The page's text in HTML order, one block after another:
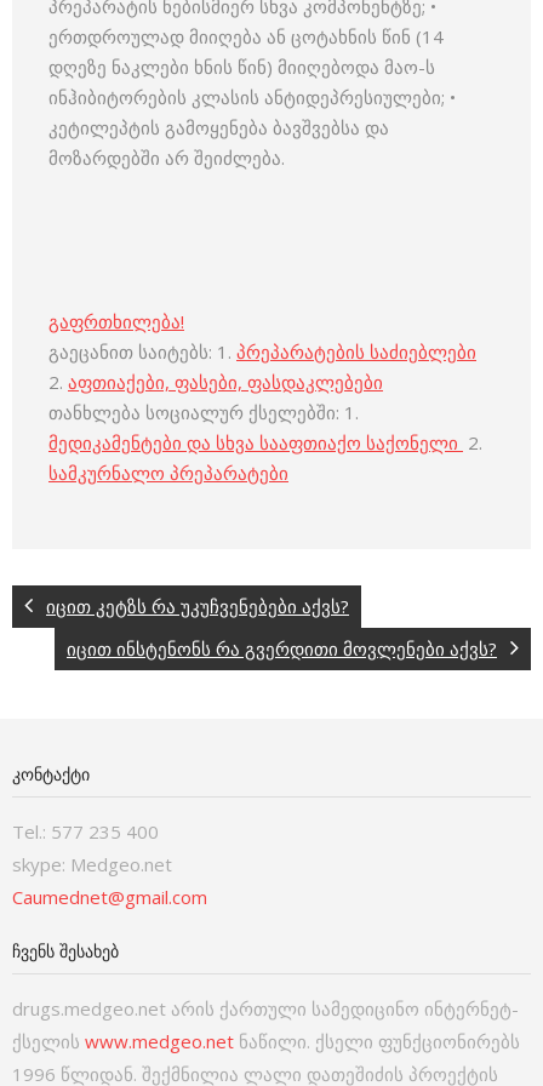
პრეპარატის ნებისმიერ სხვა კომპონენტზე; •
ერთდროულად მიიღება ან ცოტახნის წინ (14
დღეზე ნაკლები ხნის წინ) მიიღებოდა მაო-ს
ინჰიბიტორების კლასის ანტიდეპრესიულები; •
კეტილეპტის გამოყენება ბავშვებსა და
მოზარდებში არ შეიძლება.
გაფრთხილება!
გაეცანით საიტებს: 1. პრეპარატების საძიებლები
2. აფთიაქები, ფასები, ფასდაკლებები
თანხლება სოციალურ ქსელებში: 1.
მედიკამენტები და სხვა სააფთიაქო საქონელი 2.
სამკურნალო პრეპარატები
იცით კეტზს რა უკუჩვენებები აქვს?
იცით ინსტენონს რა გვერდითი მოვლენები აქვს?
ᲙᲝᲜᲢᲐᲥᲢᲘ
Tel.: 577 235 400
skype: Medgeo.net
Caumednet@gmail.com
ᲩᲕᲔᲜᲡ ᲨᲔᲡᲐᲮᲔᲑ
drugs.medgeo.net არის ქართული სამედიცინო ინტერნეტ-
ქსელის www.medgeo.net ნაწილი. ქსელი ფუნქციონირებს
1996 წლიდან. შექმნილია ლალი დათეშიძის პროექტის